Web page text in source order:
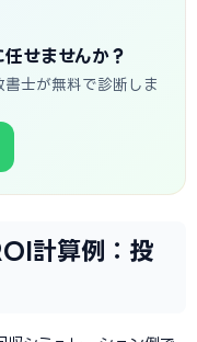
せませんか？
士が無料で診断しま
計算例：投